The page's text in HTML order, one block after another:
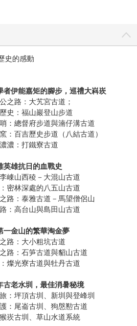
史的感動
者伊能嘉矩的腳步，巡禮大嵙崁
之路：大艽宮古道；
史：福山巖登山步道
：總督府步道與湳仔溝古道
：百吉歷史步道（八結古道）
濃：打鐵寮古道
英雄抗日的血戰史
崠山西稜－大混山古道
密林深處的八五山古道
路：泰雅古道－馬望僧侶山
：高台山與島田山古道
一金山的繁華淘金夢
路：大小粗坑古道
路：石笋古道與貂山古道
燦光寮古道與牡丹古道
古老水圳，最佳消暑秘境
：坪頂古圳、新圳與登峰圳
：尾崙古圳、狗慇懃古道
崁古圳、草山水道系統